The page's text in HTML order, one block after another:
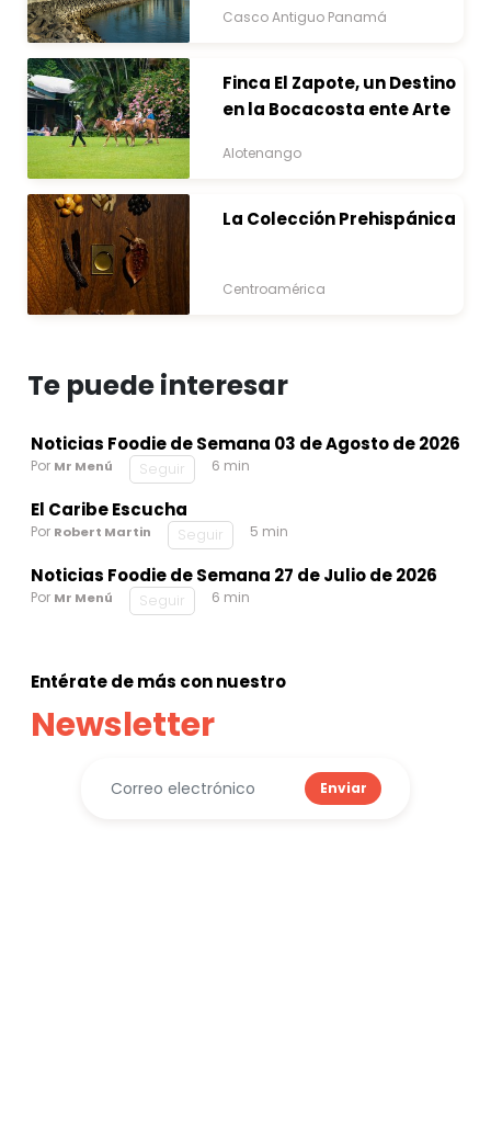
Casco Antiguo Panamá
Finca El Zapote, un Destino
en la Bocacosta ente Arte
Alotenango
La Colección Prehispánica
Centroamérica
Te puede interesar
Noticias Foodie de Semana 03 de Agosto de 2026
Por Mr Menú Seguir 6 min
El Caribe Escucha
Por Robert Martin Seguir 5 min
Noticias Foodie de Semana 27 de Julio de 2026
Por Mr Menú Seguir 6 min
Entérate de más con nuestro
Newsletter
Enviar